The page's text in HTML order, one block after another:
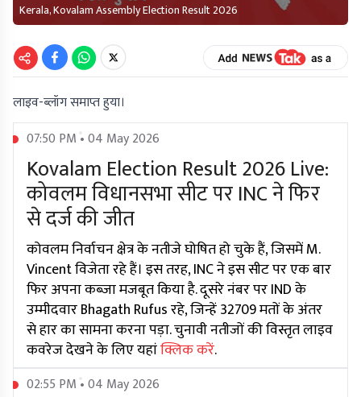
Kerala, Kovalam Assembly Election Result 2026
लाइव-ब्लॉग समाप्त हुया।
07:50 PM • 04 May 2026
Kovalam Election Result 2026 Live:
कोवलम विधानसभा सीट पर INC ने फिर
से दर्ज की जीत
कोवलम निर्वाचन क्षेत्र के नतीजे घोषित हो चुके हैं, जिसमें M.
Vincent विजेता रहे हैं। इस तरह, INC ने इस सीट पर एक बार
फिर अपना कब्जा मजबूत किया है. दूसरे नंबर पर IND के
उम्मीदवार Bhagath Rufus रहे, जिन्हें 32709 मतों के अंतर
से हार का सामना करना पड़ा. चुनावी नतीजों की विस्तृत लाइव
कवरेज देखने के लिए यहांक्लिक करें.
02:55 PM • 04 May 2026